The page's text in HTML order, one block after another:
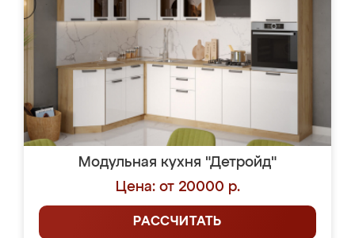
Модульная кухня "Детройд"
Цена: от 20000 р.
РАССЧИТАТЬ